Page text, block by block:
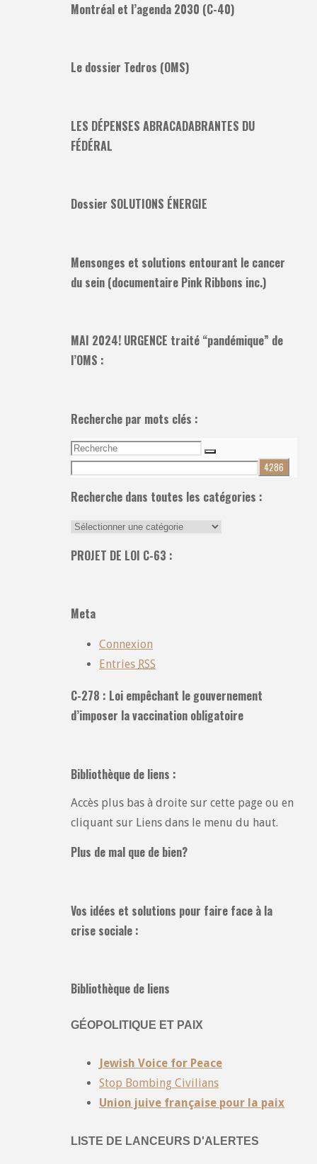
Montréal et l’agenda 2030 (C-40)
Le dossier Tedros (OMS)
LES DÉPENSES ABRACADABRANTES DU
FÉDÉRAL
Dossier SOLUTIONS ÉNERGIE
Mensonges et solutions entourant le cancer
du sein (documentaire Pink Ribbons inc.)
MAI 2024! URGENCE traité “pandémique” de
l’OMS :
Recherche par mots clés :
Recherche
pour:
Recherche
Recherche dans toutes les catégories :
Recherche
toutes
PROJET DE LOI C-63 :
Meta
Connexion
Entries RSS
C-278 : Loi empêchant le gouvernement
d’imposer la vaccination obligatoire
Bibliothèque de liens :
Accès plus bas à droite sur cette page ou en
cliquant sur Liens dans le menu du haut.
Plus de mal que de bien?
Vos idées et solutions pour faire face à la
crise sociale :
Bibliothèque de liens
GÉOPOLITIQUE ET PAIX
Jewish Voice for Peace
Stop Bombing Civilians
Union juive française pour la paix
LISTE DE LANCEURS D'ALERTES